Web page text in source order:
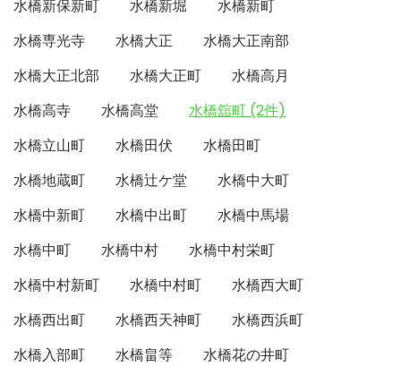
水橋新保新町
水橋新堀
水橋新町
水橋専光寺
水橋大正
水橋大正南部
水橋大正北部
水橋大正町
水橋高月
水橋高寺
水橋高堂
水橋舘町 (2件)
水橋立山町
水橋田伏
水橋田町
水橋地蔵町
水橋辻ケ堂
水橋中大町
水橋中新町
水橋中出町
水橋中馬場
水橋中町
水橋中村
水橋中村栄町
水橋中村新町
水橋中村町
水橋西大町
水橋西出町
水橋西天神町
水橋西浜町
水橋入部町
水橋畠等
水橋花の井町